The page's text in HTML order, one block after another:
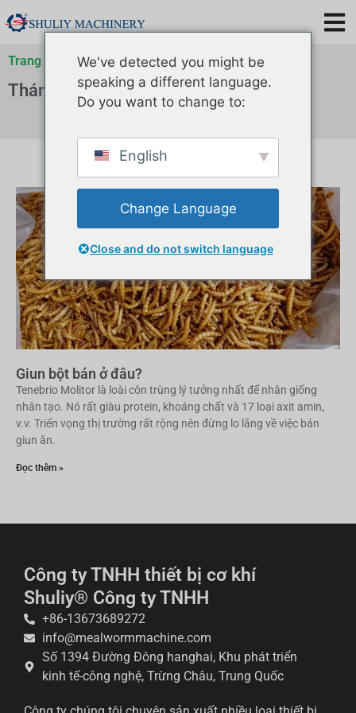
Trang chủ »Lưu trữ cho»Lưu trữ cho
Thán 1 2023
Giun bột bán ở đâu?
Tenebrio Molitor là loài côn trùng lý tưởng nhất để nhân giống
nhân tạo. Nó rất giàu protein, khoáng chất và 17 loại axit amin,
v.v. Triển vọng thị trường rất rộng nên đừng lo lắng về việc bán
giun ăn.
Đọc thêm »
Công ty TNHH thiết bị cơ khí
Shuliy® Công ty TNHH
+86-13673689272
info@mealwormmachine.com
Số 1394 Đường Đông hanghai, Khu phát triển
kinh tế-công nghệ, Trừng Châu, Trung Quốc
We've detected you might be
speaking a different language.
Do you want to change to:
English
Change Language
Close and do not switch language